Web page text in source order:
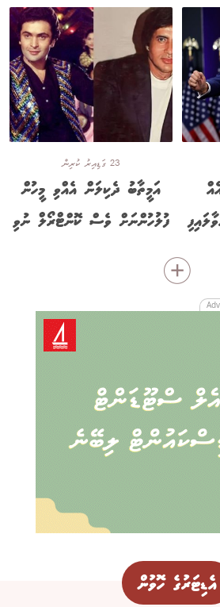
23 ގަޑިއިރު ކުރިން
އަމީތާބު ދެކިލަން އެއްވި މީހުން
ފުލުހުންނަށް ވެސް ކޮންޓްރޯލް ނުވި
އެޑިޓަރުގެ ހޮވުން